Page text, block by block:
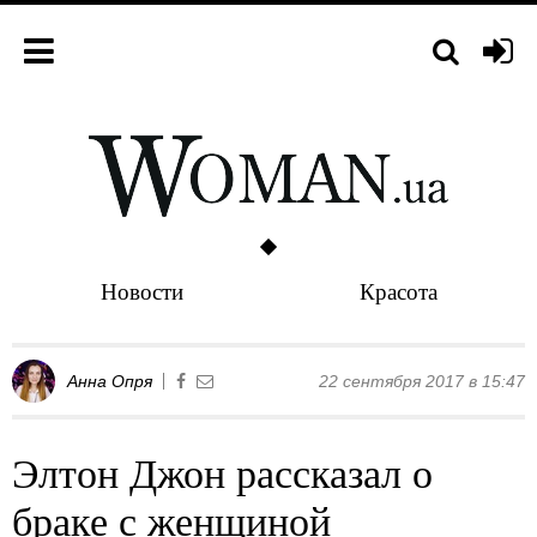
Новости Красота
Анна Опря 22 сентября 2017 в 15:47
Элтон Джон рассказал о
браке с женщиной